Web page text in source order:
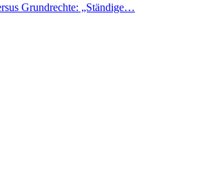
Grundrechte: „Ständige…